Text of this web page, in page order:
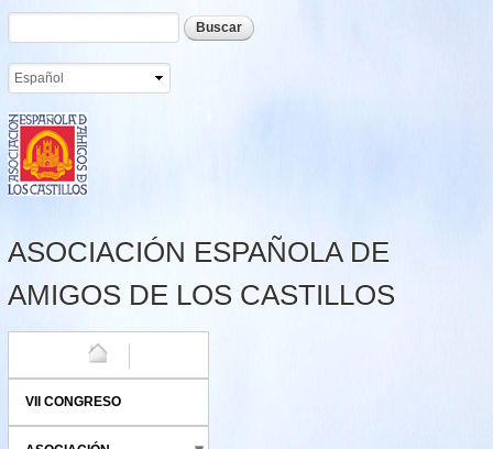
Pasar al
contenido
Formulario de búsqueda
Buscar
ASOCIACIÓN ESPAÑOLA DE
AMIGOS DE LOS CASTILLOS
VII CONGRESO